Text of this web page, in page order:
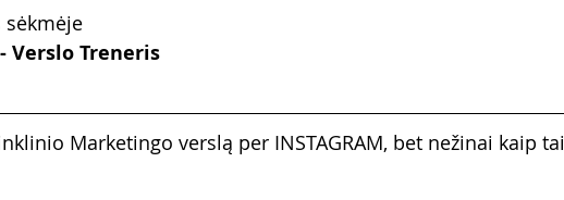
sėkmėje
Verslo Treneris
Marketingo verslą per INSTAGRAM, bet nežinai kaip tai